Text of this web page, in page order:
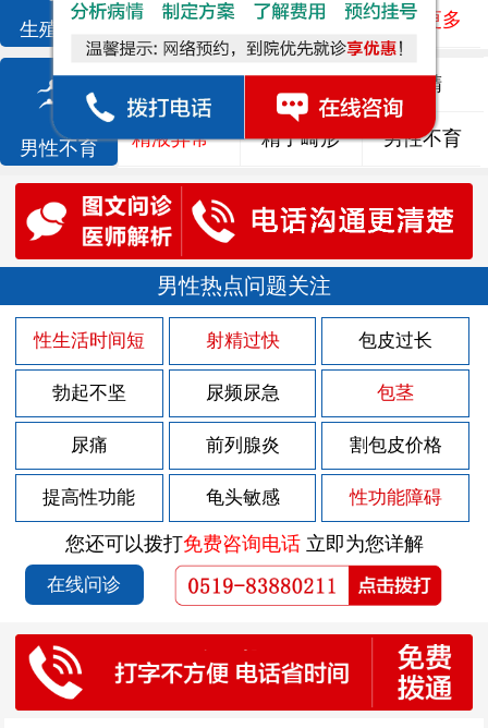
生殖感染 尿相关 泌尿感染 了解更多
男性不育
死精 少精 弱精
精液异常 精子畸形 男性不育
男性热点问题关注
性生活时间短 射精过快 包皮过长
勃起不坚 尿频尿急 包茎
尿痛 前列腺炎 割包皮价格
提高性功能 龟头敏感 性功能障碍
您还可以拨打免费咨询电话立即为您详解
在线问诊